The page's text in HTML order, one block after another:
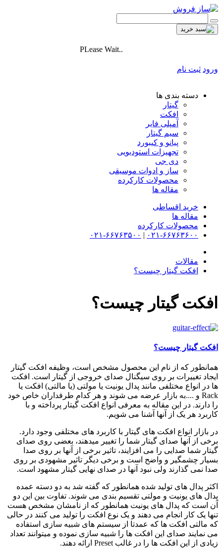
PLease Wait..
ورود ثبت نام
دسته بندی ها
گیتار
افکت
آمپلی فایر
سیم گیتار
پیانو و کیبورد
تجهیزات استودیویی
دی جی
ساز و ادوات موسیقی
محصولات کارکرده
مقاله ها
خرید اقساطی
مقاله ها
محصولات کارکرده
۰۲۱-۶۶۷۶۳۶۰۰ | ۰۲۱-۶۶۷۶۳۵۰۰
مقالات
افکت گیتار چیست؟
افکت گیتار چیست؟
افکت گیتار چیست؟
همانطور که از نام این محصول مشخص است، وظیفه افکت گیتار
ایجاد تغییرات بر روی سیگنال صدای خروجی از گیتار است. افکت
ها در انواع مختلفی مانند پدال یونیت یا مولتی (یا مالتی) افکت یا
Rack و ....به بازار عرضه می شوند و هر کدام طرفداران خاص خود
را دارند. در این مقاله به معرفی انواع افکت گیتار پرداخته و با
کاربرد هر یک از آنها آشنا می شویم.
در بازار انواع افکت های گیتار با کاربرد های مختلفی وجود دارد.
برخی از آنها صدای گیتار شما را تغییر میدهند، بعضی روی صدای
گیتار شما صدایی را می افزایند، تاثیر برخی از آنها بر روی صدا
بسیار چشمگیر و واضح است و برخی دیگر تاثیر مشهودی بر روی
صدا نمی گذارند ولی نبود آنها در صدای نهایی گیتار مشهود است.
اکثر پدال های تولید شده همانطور که گفته شد به دو دسته عمده
پدال های یونیت و مولتی تقسیم بندی می شوند. تفاوت بین این دو
آن است که پدال های یونیت همانطور که از نامشان مشخص هست
تنها یک کار انجام می دهند و یک نوع افکت را تولید می کنند در حالی
که مالتی افکت ها که عمدتا از سیستم های شبیه سازی استفاده
می نمایند صدای این افکت ها را شبیه سازی نموده و میتوانند تعداد
زیادی از این افکت ها را در غالب Preset ارائه دهند.